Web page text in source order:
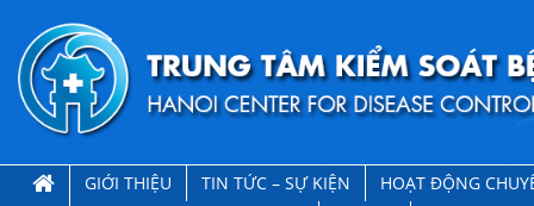
GIỚI THIỆU TIN TỨC – SỰ KIỆN
HOẠT ĐỘNG